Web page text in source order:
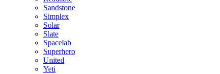
Sandstone
Simplex
Solar
Slate
Spacelab
Superhero
United
Yeti